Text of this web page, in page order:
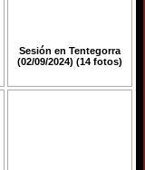
Sesión en Tentegorra
(02/09/2024) (14 fotos)